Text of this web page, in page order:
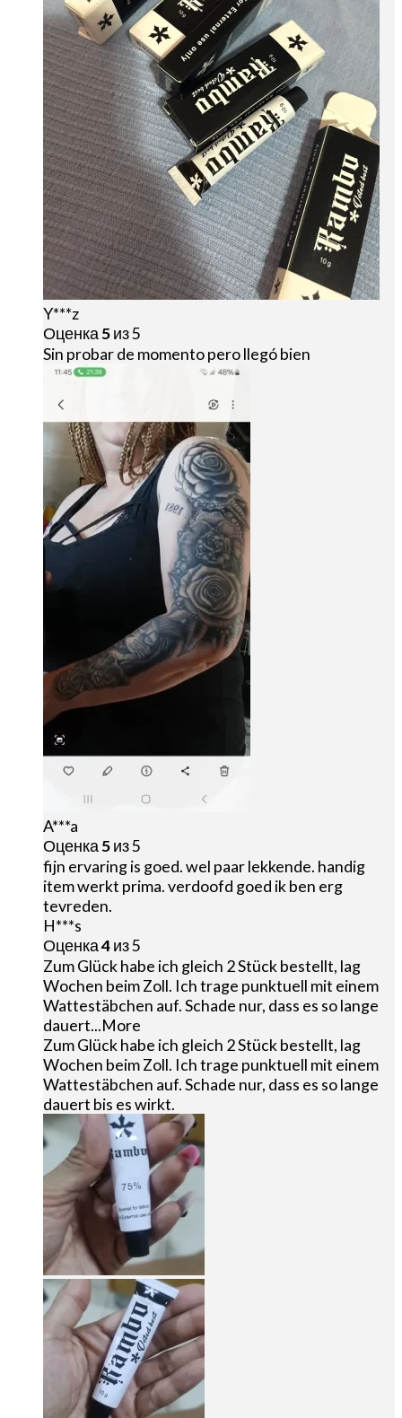
Y***z
Оценка5из 5
Sin probar de momento pero llegó bien
A***a
Оценка5из 5
fijn ervaring is goed. wel paar lekkende. handig
item werkt prima. verdoofd goed ik ben erg
tevreden.
H***s
Оценка4из 5
Zum Glück habe ich gleich 2 Stück bestellt, lag
Wochen beim Zoll. Ich trage punktuell mit einem
Wattestäbchen auf. Schade nur, dass es so lange
dauert...More
Zum Glück habe ich gleich 2 Stück bestellt, lag
Wochen beim Zoll. Ich trage punktuell mit einem
Wattestäbchen auf. Schade nur, dass es so lange
dauert bis es wirkt.